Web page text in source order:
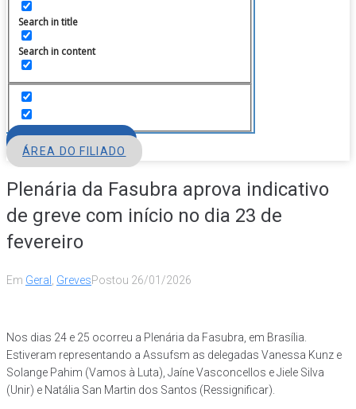
Search in title
Search in content
ÁREA DO FILIADO
Plenária da Fasubra aprova indicativo
de greve com início no dia 23 de
fevereiro
Em Geral GrevesPostou 26/01/2026
Nos dias 24 e 25 ocorreu a Plenária da Fasubra, em Brasília.
Estiveram representando a Assufsm as delegadas Vanessa Kunz e
Solange Pahim (Vamos à Luta), Jaíne Vasconcellos e Jiele Silva
(Unir) e Natália San Martin dos Santos (Ressignificar).